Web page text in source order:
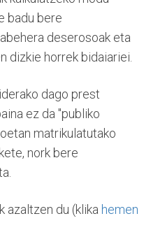
badu bere
deserosoak eta
dizkie horrek bidaiariei.
dago prest
ez da "publiko
matrikulatutako
nork bere
azaltzen du (klika hemen